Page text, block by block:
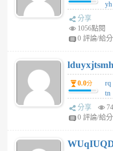
月
yh
jl
月
前
分享
1056點閱
0 評論/給分
0.0分
rq
tn
jt
gl
個
分享
0 評論/給分